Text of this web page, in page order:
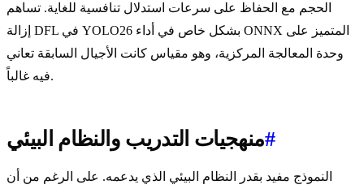
الحجم مع الحفاظ على سرعات استدلال تنافسية للغاية. تساهم
إزالة DFL في YOLO26 بشكل خاص في أداء ONNX المتميز على
وحدة المعالجة المركزية، وهو مقياس كانت الأجيال السابقة تعاني
فيه غالباً.
منهجيات التدريب والنظام البيئي#
النموذج مفيد بقدر النظام البيئي الذي يدعمه. على الرغم من أن